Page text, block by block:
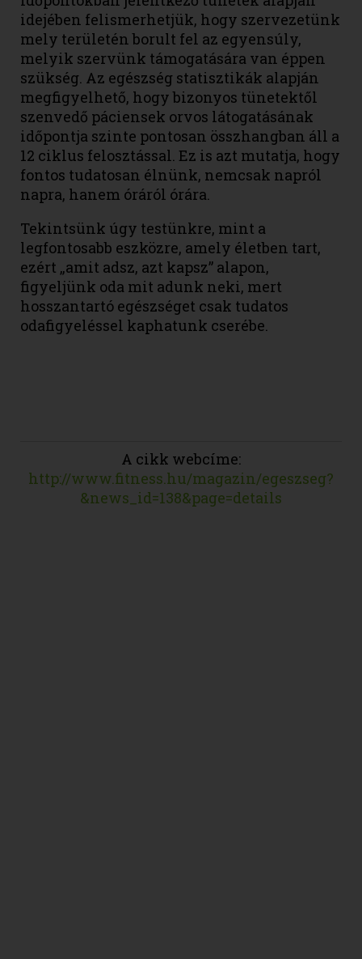
idejében felismerhetjük, hogy szervezetünk
mely területén borult fel az egyensúly,
melyik szervünk támogatására van éppen
szükség. Az egészség statisztikák alapján
megfigyelhető, hogy bizonyos tünetektől
szenvedő páciensek orvos látogatásának
időpontja szinte pontosan összhangban áll a
12 ciklus felosztással. Ez is azt mutatja, hogy
fontos tudatosan élnünk, nemcsak napról
napra, hanem óráról órára.
Tekintsünk úgy testünkre, mint a
legfontosabb eszközre, amely életben tart,
ezért „amit adsz, azt kapsz” alapon,
figyeljünk oda mit adunk neki, mert
hosszantartó egészséget csak tudatos
odafigyeléssel kaphatunk cserébe.
A cikk webcíme:
http://www.fitness.hu/magazin/egeszseg?
&news_id=138&page=details